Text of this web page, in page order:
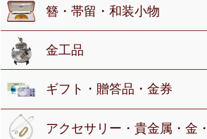
簪・帯留・和装小物
金工品
ギフト・贈答品・金券
アクセサリー・貴金属・金